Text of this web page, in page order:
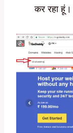
कर रहा हूं।